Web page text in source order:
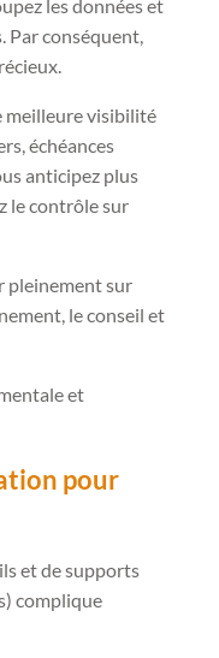
les données et
Par conséquent,
meilleure visibilité
échéances
anticipez plus
le contrôle sur
pleinement sur
le conseil et
et
pour
et de supports
complique